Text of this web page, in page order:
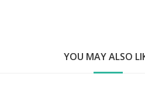
YOU MAY ALSO